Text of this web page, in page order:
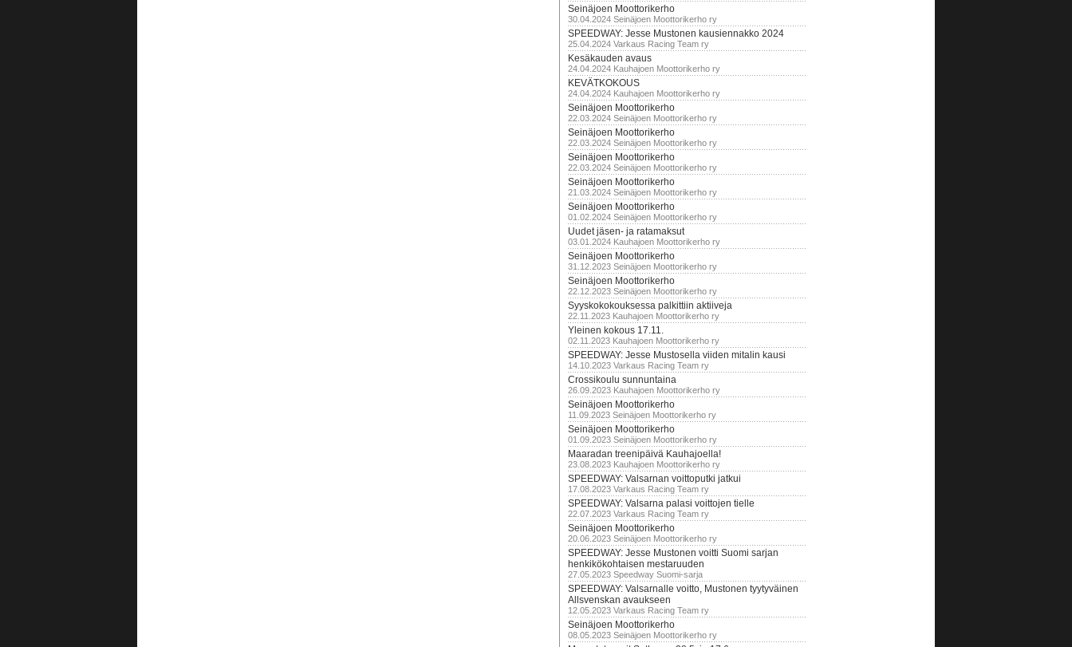
Seinäjoen Moottorikerho
30.04.2024 Seinäjoen Moottorikerho ry
SPEEDWAY: Jesse Mustonen kausiennakko 2024
25.04.2024 Varkaus Racing Team ry
Kesäkauden avaus
24.04.2024 Kauhajoen Moottorikerho ry
KEVÄTKOKOUS
24.04.2024 Kauhajoen Moottorikerho ry
Seinäjoen Moottorikerho
22.03.2024 Seinäjoen Moottorikerho ry
Seinäjoen Moottorikerho
22.03.2024 Seinäjoen Moottorikerho ry
Seinäjoen Moottorikerho
22.03.2024 Seinäjoen Moottorikerho ry
Seinäjoen Moottorikerho
21.03.2024 Seinäjoen Moottorikerho ry
Seinäjoen Moottorikerho
01.02.2024 Seinäjoen Moottorikerho ry
Uudet jäsen- ja ratamaksut
03.01.2024 Kauhajoen Moottorikerho ry
Seinäjoen Moottorikerho
31.12.2023 Seinäjoen Moottorikerho ry
Seinäjoen Moottorikerho
22.12.2023 Seinäjoen Moottorikerho ry
Syyskokokouksessa palkittiin aktiiveja
22.11.2023 Kauhajoen Moottorikerho ry
Yleinen kokous 17.11.
02.11.2023 Kauhajoen Moottorikerho ry
SPEEDWAY: Jesse Mustosella viiden mitalin kausi
14.10.2023 Varkaus Racing Team ry
Crossikoulu sunnuntaina
26.09.2023 Kauhajoen Moottorikerho ry
Seinäjoen Moottorikerho
11.09.2023 Seinäjoen Moottorikerho ry
Seinäjoen Moottorikerho
01.09.2023 Seinäjoen Moottorikerho ry
Maaradan treenipäivä Kauhajoella!
23.08.2023 Kauhajoen Moottorikerho ry
SPEEDWAY: Valsarnan voittoputki jatkui
17.08.2023 Varkaus Racing Team ry
SPEEDWAY: Valsarna palasi voittojen tielle
22.07.2023 Varkaus Racing Team ry
Seinäjoen Moottorikerho
20.06.2023 Seinäjoen Moottorikerho ry
SPEEDWAY: Jesse Mustonen voitti Suomi sarjan
henkikökohtaisen mestaruuden
27.05.2023 Speedway Suomi-sarja
SPEEDWAY: Valsarnalle voitto, Mustonen tyytyväinen
Allsvenskan avaukseen
12.05.2023 Varkaus Racing Team ry
Seinäjoen Moottorikerho
08.05.2023 Seinäjoen Moottorikerho ry